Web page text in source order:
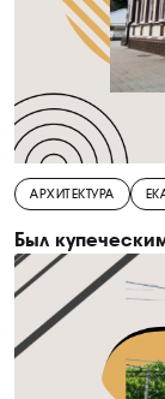
АРХИТЕКТУРА
Был